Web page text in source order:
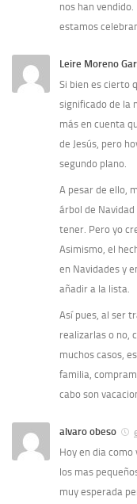
nos han
estamos
Leire Moreno
Si bien es cierto
significado de la
más en cuenta
de Jesús, pero
segundo plano.
A pesar de ello,
árbol de
tener. Pero yo
Asimismo, el
en Navidades y
añadir a la lista.
Así­ pues, al ser
realizarlas o no,
muchos casos,
familia,
cabo son
alvaro obeso
Hoy en dia
los mas
muy esperada